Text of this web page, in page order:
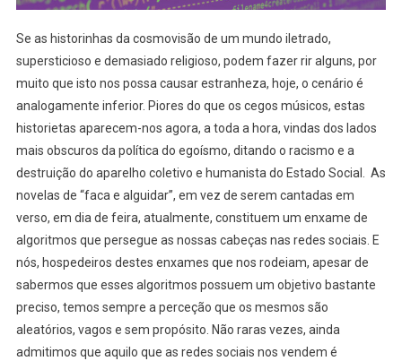
Se as historinhas da cosmovisão de um mundo iletrado,
supersticioso e demasiado religioso, podem fazer rir alguns, por
muito que isto nos possa causar estranheza, hoje, o cenário é
analogamente inferior. Piores do que os cegos músicos, estas
historietas aparecem-nos agora, a toda a hora, vindas dos lados
mais obscuros da política do egoísmo, ditando o racismo e a
destruição do aparelho coletivo e humanista do Estado Social. As
novelas de “faca e alguidar”, em vez de serem cantadas em
verso, em dia de feira, atualmente, constituem um enxame de
algoritmos que persegue as nossas cabeças nas redes sociais. E
nós, hospedeiros destes enxames que nos rodeiam, apesar de
sabermos que esses algoritmos possuem um objetivo bastante
preciso, temos sempre a perceção que os mesmos são
aleatórios, vagos e sem propósito. Não raras vezes, ainda
admitimos que aquilo que as redes sociais nos vendem é